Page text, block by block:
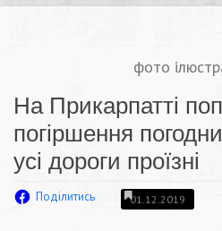
фото
На Прикарпатті
погіршення
усі дороги проїзні
Поділитись 01.12.2019